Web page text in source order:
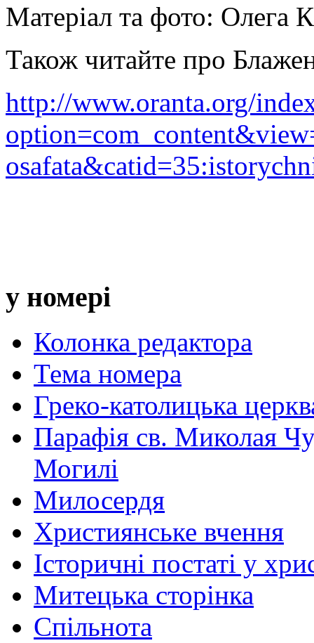
Матеріал та фото: Олега
Також читайте про
http://www.oranta.org/
у номері
Колонка редактора
Тема номера
Греко-католицька
Парафія св. Миколая
Могилі
Милосердя
Християнське вчення
Історичні постаті у
Митецька сторінка
Спільнота